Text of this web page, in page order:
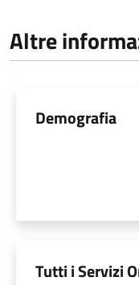
Altre
Demografia
Tutti i Servizi